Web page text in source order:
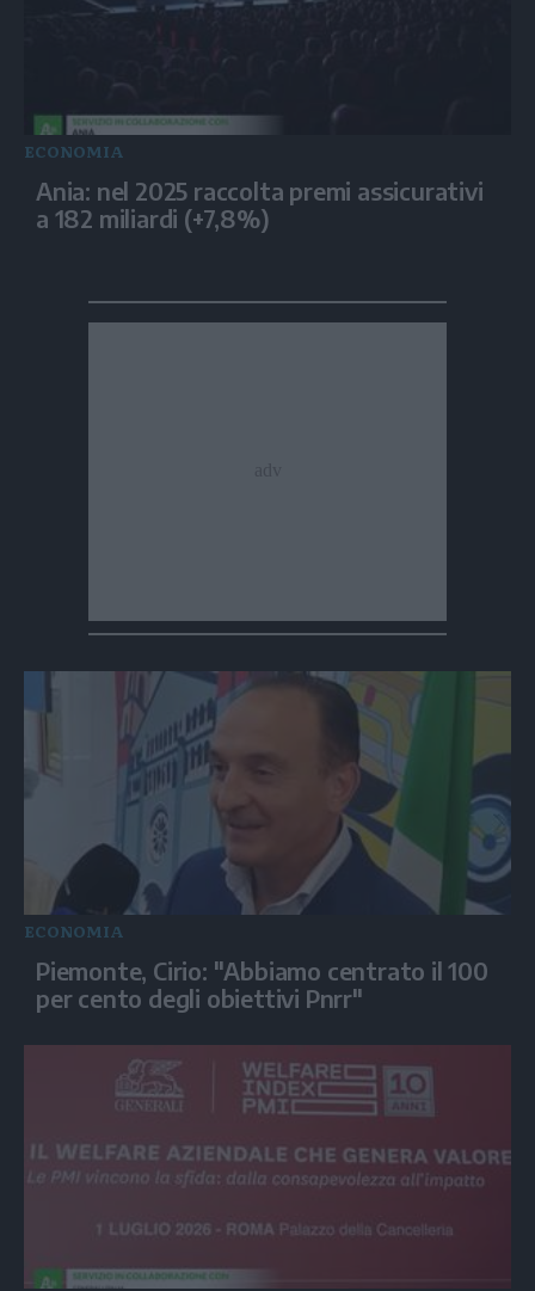
ECONOMIA
Ania: nel 2025 raccolta premi assicurativi
a 182 miliardi (+7,8%)
ECONOMIA
Piemonte, Cirio: "Abbiamo centrato il 100
per cento degli obiettivi Pnrr"